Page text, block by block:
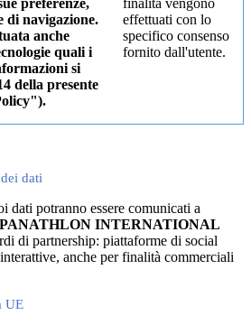
di navigazione.
anche
quali i
si
della presente
effettuati con lo
specifico consenso
fornito dall'utente.
dati
dati potranno essere comunicati a
PANATHLON INTERNATIONAL
di partnership: piattaforme di social
anche per finalità commerciali
UE